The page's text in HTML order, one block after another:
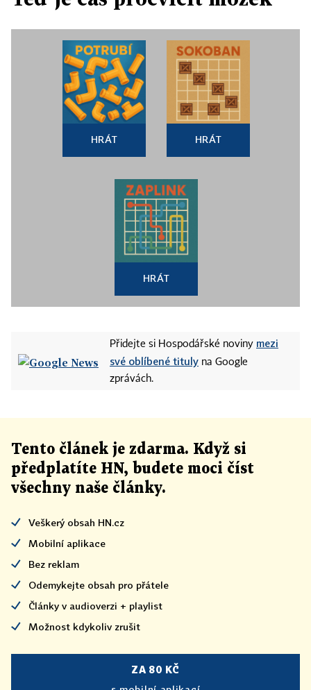
HRÁT HRÁT
HRÁT
Přidejte si Hospodářské noviny mezi
své oblíbené tituly na Google
zprávách.
Tento článek je zdarma. Když si
předplatíte HN, budete moci číst
všechny naše články.
Veškerý obsah HN.cz
Mobilní aplikace
Bez reklam
Odemykejte obsah pro přátele
Články v audioverzi + playlist
Možnost kdykoliv zrušit
ZA 80 KČ